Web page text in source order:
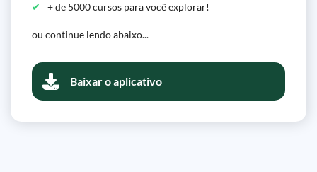
+ de 5000 cursos para você explorar!
ou continue lendo abaixo...
Baixar o aplicativo